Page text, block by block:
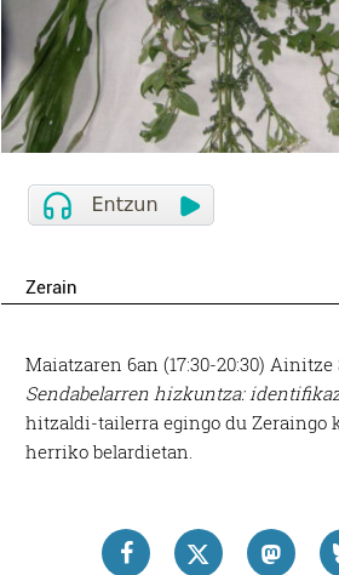
Zerain
Maiatzaren 6an (17:30-20:30)
Sendabelarren hizkuntza:
hitzaldi-tailerra egingo du Zeraingo
herriko belardietan.